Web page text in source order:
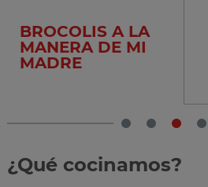
BROCOLIS A LA
MANERA DE MI
MADRE
¿Qué cocinamos?